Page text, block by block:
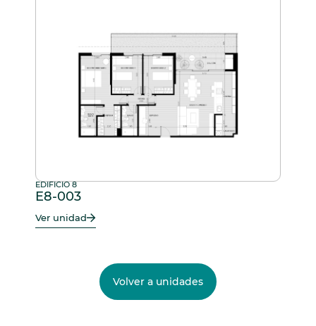
EDIFICIO 8
E8-003
Ver unidad
Volver a unidades